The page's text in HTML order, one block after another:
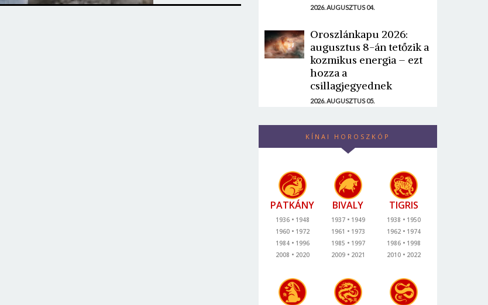
2026. AUGUSZTUS 04.
Oroszlánkapu 2026:
augusztus 8-án tetőzik a
kozmikus energia – ezt
hozza a
csillagjegyednek
2026. AUGUSZTUS 05.
KÍNAI HOROSZKÓP
PATKÁNY
1936
1948
1960
1972
1984
1996
2008
2020
BIVALY
1937
1949
1961
1973
1985
1997
2009
2021
TIGRIS
1938
1950
1962
1974
1986
1998
2010
2022